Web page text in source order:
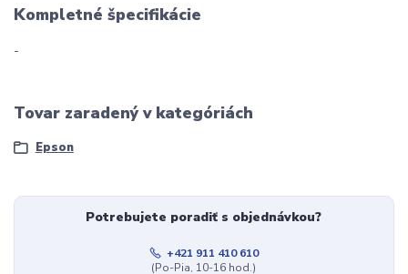
Kompletné špecifikácie
-
Tovar zaradený v kategóriách
Epson
Potrebujete poradiť s objednávkou?
+421 911 410 610
(Po-Pia, 10-16 hod.)